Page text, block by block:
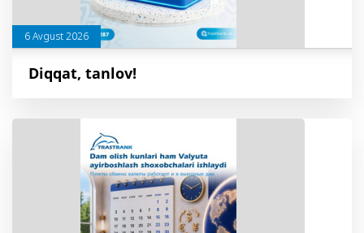
6 Avgust 2026
Diqqat, tanlov!